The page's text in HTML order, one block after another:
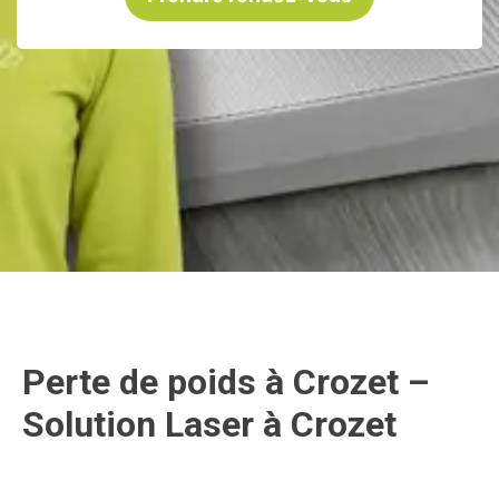
Perte de poids à Crozet –
Solution Laser à Crozet